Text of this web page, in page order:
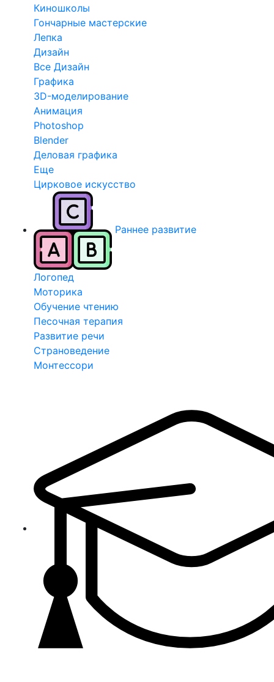
Киношколы
Гончарные мастерские
Лепка
Дизайн
Все Дизайн
Графика
3D-моделирование
Анимация
Photoshop
Blender
Деловая графика
Еще
Цирковое искусство
Раннее развитие
Логопед
Моторика
Обучение чтению
Песочная терапия
Развитие речи
Страноведение
Монтессори